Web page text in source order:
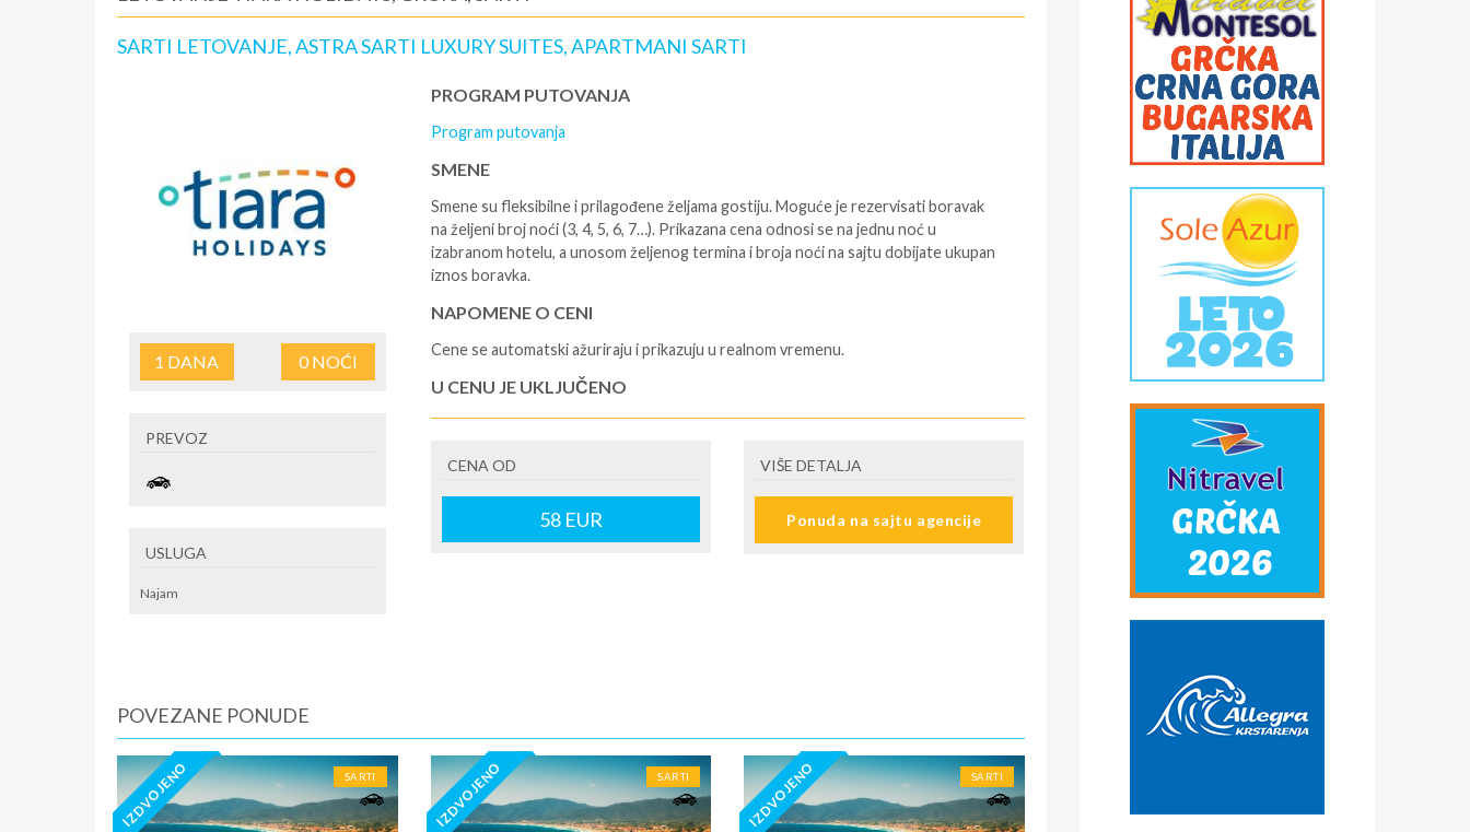
SARTI LETOVANJE, ASTRA SARTI LUXURY SUITES, APARTMANI SARTI
1 DANA 0NOĆI
PREVOZ
USLUGA
Najam
PROGRAM PUTOVANJA
Program putovanja
SMENE
Smene su fleksibilne i prilagođene željama gostiju. Moguće je rezervisati boravak
na željeni broj noći (3, 4, 5, 6, 7…). Prikazana cena odnosi se na jednu noć u
izabranom hotelu, a unosom željenog termina i broja noći na sajtu dobijate ukupan
iznos boravka.
NAPOMENE O CENI
Cene se automatski ažuriraju i prikazuju u realnom vremenu.
U CENU JE UKLJUČENO
- rezervisane i potvrđene usluge u izabranoj smeštajnoj jedinici prema opisu -
putovanja
- boravišne takse (naknada za otpornost na klimatsku krizu) na destinaciji, plaćaju
domicilne zemlje na licu mesta. - individualne troškove
CENA OD
58EUR
VIŠE DETALJA
Ponuda na sajtu agencije
POVEZANE PONUDE
IZDVOJENO SARTI IZDVOJENO SARTI IZDVOJENO SARTI